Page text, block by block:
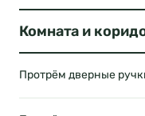
Комната и
Протрём дверные